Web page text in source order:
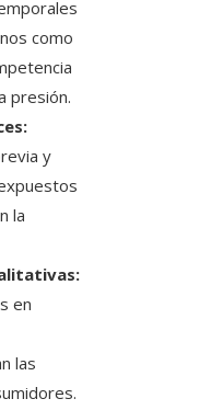
como
presión.
y
la
en
las